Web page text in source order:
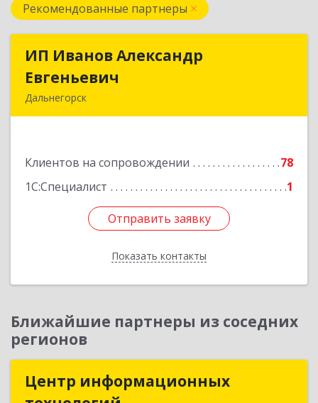
Рекомендованные партнеры
ИП Иванов Александр
Евгеньевич
Дальнегорск
Клиентов на сопровождении
78
1С:Специалист
1
Отправить заявку
Показать контакты
ИП Иванов Александр
Подробнее
Отправить заявку
Назад
Ближайшие партнеры из соседних
регионов
Центр информационных
Центр информационных